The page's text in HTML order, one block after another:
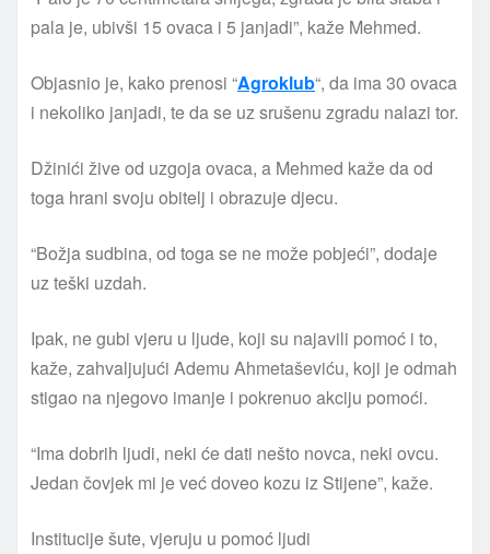
pala je, ubivši 15 ovaca i 5 janjadi”, kaže Mehmed.
Objasnio je, kako prenosi “Agroklub“, da ima 30 ovaca
i nekoliko janjadi, te da se uz srušenu zgradu nalazi tor.
Džinići žive od uzgoja ovaca, a Mehmed kaže da od
toga hrani svoju obitelj i obrazuje djecu.
“Božja sudbina, od toga se ne može pobjeći”, dodaje
uz teški uzdah.
Ipak, ne gubi vjeru u ljude, koji su najavili pomoć i to,
kaže, zahvaljujući Ademu Ahmetaševiću, koji je odmah
stigao na njegovo imanje i pokrenuo akciju pomoći.
“Ima dobrih ljudi, neki će dati nešto novca, neki ovcu.
Jedan čovjek mi je već doveo kozu iz Stijene”, kaže.
Institucije šute, vjeruju u pomoć ljudi